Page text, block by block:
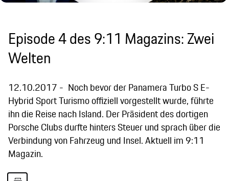
Episode 4 des 9:11 Magazins: Zwei
Welten
12.10.2017
Noch bevor der Panamera Turbo S E-
Hybrid Sport Turismo offiziell vorgestellt wurde, führte
ihn die Reise nach Island. Der Präsident des dortigen
Porsche Clubs durfte hinters Steuer und sprach über die
Verbindung von Fahrzeug und Insel. Aktuell im 9:11
Magazin.